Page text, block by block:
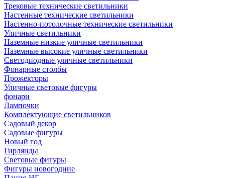
Трековые технические светильники
Настенные технические светильники
Настенно-потолочные технические светильники
Уличные светильники
Наземные низкие уличные светильники
Наземные высокие уличные светильники
Светодиодные уличные светильники
Фонарные столбы
Прожекторы
Уличные световые фигуры
фонари
Лампочки
Комплектующие светильников
Садовый декор
Садовые фигуры
Новый год
Гирлянды
Световые фигуры
Фигуры новогодние